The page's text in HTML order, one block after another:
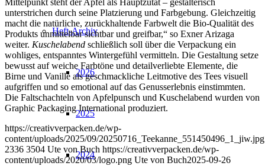
Heft-Archiv
2026
2025
2024
Mittelpunkt steht der Apfel als Hauptzutat – gestalterisch
unterstrichen durch seine Platzierung und Farbgebung. Gleichzeitig
macht die natürliche, zurückhaltende Farbwelt die Bio-Qualität des
Produkts unmittelbar sichtbar und greifbar,“ so Exner Arizaga
weiter. Kuschelabend schließlich soll über die Verpackung ein
wohliges, entspanntes Wintergefühl vermitteln. Die Gestaltung setze
bewusst auf weiche Farbtöne und detailverliebte Elemente, die
Birne und Vanille als geschmackliche Leitmotive des Tees visuell
aufgriffen und so emotional auf das Genusserlebnis einstimmten.
Die Faltschachteln von Apfelpunsch und Kuschelabend wurden von
Graphic Packaging International produziert.
https://creativverpacken.de/wp-
content/uploads/2025/09/20250716_Teekanne_551450496_1_jiw.jpg
2336 3504 Ute von Buch https://creativverpacken.de/wp-
content/uploads/2020/03/logo.png Ute von Buch2025-09-26